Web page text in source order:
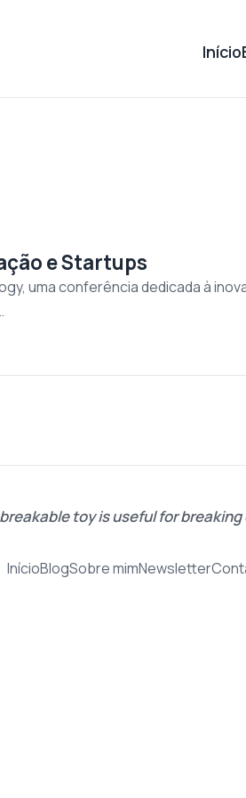
Início
e Startups
uma conferência dedicada à
toy is useful for
InícioBlogSobre mimNewsletter